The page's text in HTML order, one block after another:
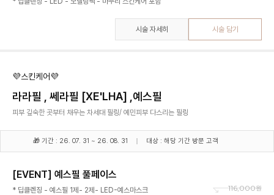
시술 자세히 시술 담기
💜스킨케어💜
라라필 , 쎄라필 [XE'LHA] ,예스필
피부 깊숙한 곳부터 채우는 차세대 필링/ 예민피부 다스리는 필링
🎁 기간 : 26. 07. 31 ~ 26. 08. 31 대상 : 해당 기간 방문 고객
[EVENT] 예스필 풀페이스
* 딥클렌징 - 예스필 1제- 2제- LED-예스마스크 116,000